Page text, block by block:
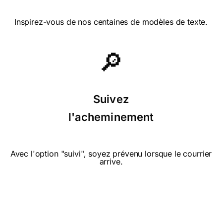
⭐⭐⭐⭐ le 04/09/22 : Envoyée à
cartes pour les fetes adulte et enfant. la
sympathique.
⭐⭐⭐⭐⭐ le 08/08/22 : J'ai aimé le
Inspirez-vous de nos centaines de modèles de texte.
🔎
Suivez
l'acheminement
Avec l'option "suivi", soyez prévenu lorsque le courrier
arrive.